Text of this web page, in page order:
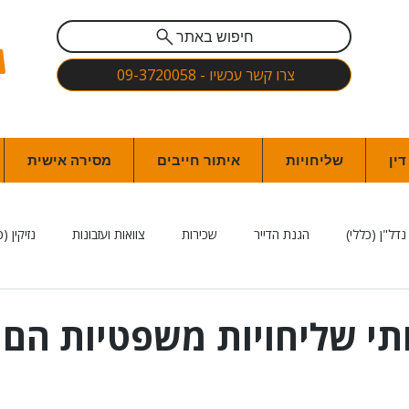
חיפוש באתר
צרו קשר עכשיו - 09-3720058
שליחויות איתור חייבים מסירה אישית
נדל"ן (כללי) הגנת הדייר שכירות צוואות ועזבונות נזיקין
הגנת הפרטיות ואבטחת מידע
שליחויות משפטיות הם